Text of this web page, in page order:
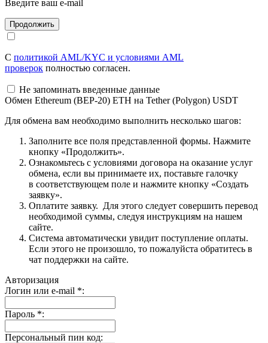
Введите ваш e-mail
С политикой AML/KYC и условиями AML
проверок полностью согласен.
Не запоминать введенные данные
Обмен Ethereum (BEP-20) ETH на Tether (Polygon) USDT
Для обмена вам необходимо выполнить несколько шагов:
Заполните все поля представленной формы. Нажмите
кнопку «Продолжить».
Ознакомьтесь с условиями договора на оказание услуг
обмена, если вы принимаете их, поставьте галочку
в соответствующем поле и нажмите кнопку «Создать
заявку».
Оплатите заявку. Для этого следует совершить перевод
необходимой суммы, следуя инструкциям на нашем
сайте.
Система автоматически увидит поступление оплаты.
Если этого не произошло, то пожалуйста обратитесь в
чат поддержки на сайте.
Авторизация
Логин или e-mail *:
Пароль *:
Персональный пин код: